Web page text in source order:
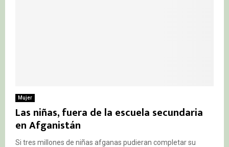
Mujer
Las niñas, fuera de la escuela secundaria
en Afganistán
Si tres millones de niñas afganas pudieran completar su